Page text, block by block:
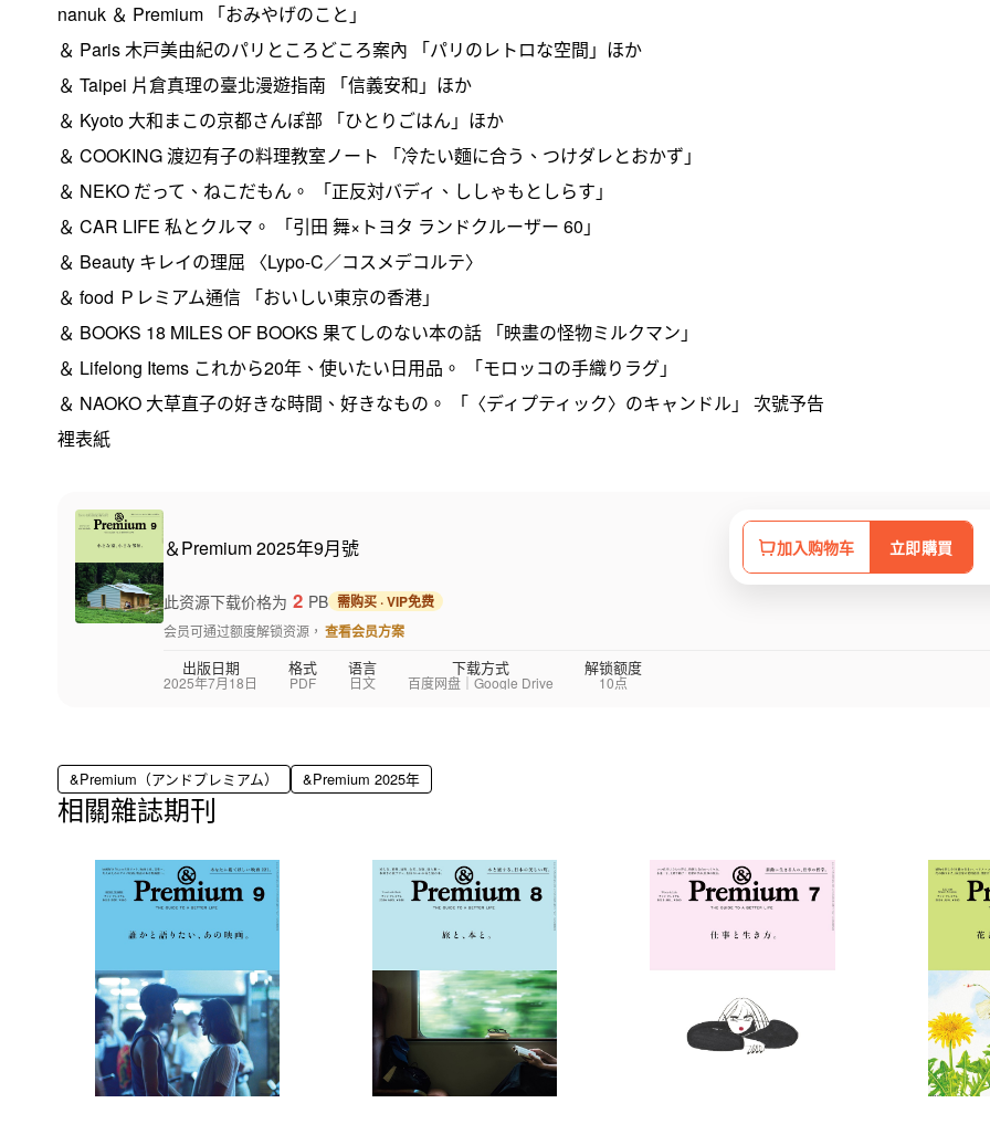
nanuk ＆ Premium 「おみやげのこと」
＆ Paris 木戸美由紀のパリところどころ案內 「パリのレトロな空間」ほか
＆ Taipei 片倉真理の臺北漫遊指南 「信義安和」ほか
＆ Kyoto 大和まこの京都さんぽ部 「ひとりごはん」ほか
＆ COOKING 渡辺有子の料理教室ノート 「冷たい麵に合う、つけダレとおかず」
＆ NEKO だって、ねこだもん。 「正反対バディ、ししゃもとしらす」
＆ CAR LIFE 私とクルマ。 「引田 舞×トヨタ ランドクルーザー 60」
＆ Beauty キレイの理屈 〈Lypo-C／コスメデコルテ〉
＆ food Ｐレミアム通信 「おいしい東京の香港」
＆ BOOKS 18 MILES OF BOOKS 果てしのない本の話 「映畫の怪物ミルクマン」
＆ Lifelong Items これから20年、使いたい日用品。 「モロッコの手織りラグ」
＆ NAOKO 大草直子の好きな時間、好きなもの。 「〈ディプティック〉のキャンドル」 次號予告
裡表紙
＆Premium 2025年9月號 加入购物车 立即購買
此资源下载价格为 2 PB 需购买 · VIP免费
会员可通过额度解锁资源， 查看会员方案
出版日期
2025年7月18日
格式
PDF
语言
日文
下载方式
百度网盘｜Google Drive
解锁额度
10点
&Premium（アンドプレミアム） &Premium 2025年
相關雜誌期刊